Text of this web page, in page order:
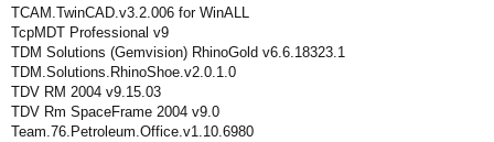
TCAM.TwinCAD.v3.2.006 for WinALL
TcpMDT Professional v9
TDM Solutions (Gemvision) RhinoGold v6.6.18323.1
TDM.Solutions.RhinoShoe.v2.0.1.0
TDV RM 2004 v9.15.03
TDV Rm SpaceFrame 2004 v9.0
Team.76.Petroleum.Office.v1.10.6980